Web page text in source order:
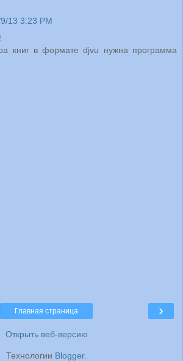
13 3:23 PM
книг в формате djvu нужна программа
›
Главная страница
Открыть веб-версию
Технологии Blogger.